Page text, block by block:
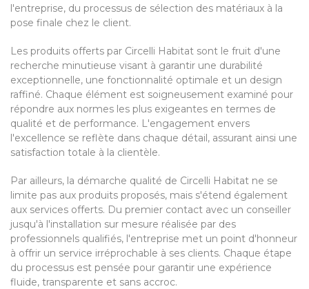
l'entreprise, du processus de sélection des matériaux à la
pose finale chez le client.
Les produits offerts par Circelli Habitat sont le fruit d'une
recherche minutieuse visant à garantir une durabilité
exceptionnelle, une fonctionnalité optimale et un design
raffiné. Chaque élément est soigneusement examiné pour
répondre aux normes les plus exigeantes en termes de
qualité et de performance. L'engagement envers
l'excellence se reflète dans chaque détail, assurant ainsi une
satisfaction totale à la clientèle.
Par ailleurs, la démarche qualité de Circelli Habitat ne se
limite pas aux produits proposés, mais s'étend également
aux services offerts. Du premier contact avec un conseiller
jusqu'à l'installation sur mesure réalisée par des
professionnels qualifiés, l'entreprise met un point d'honneur
à offrir un service irréprochable à ses clients. Chaque étape
du processus est pensée pour garantir une expérience
fluide, transparente et sans accroc.